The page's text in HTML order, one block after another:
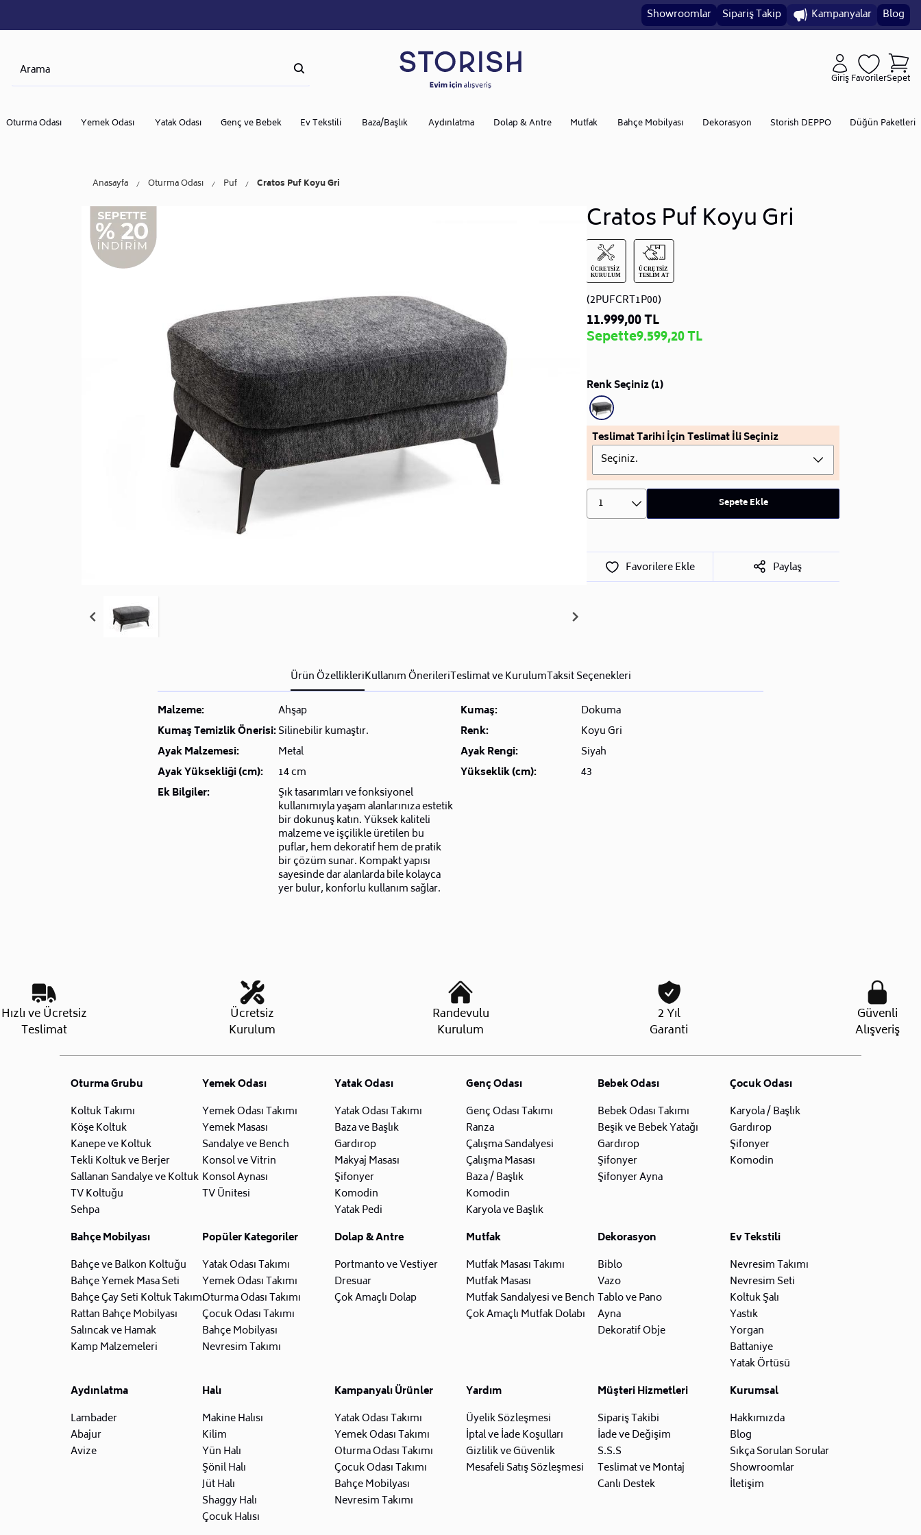
Showroomlar Sipariş Takip Kampanyalar Blog
GirişFavorilerSepet
Oturma Odası Yemek Odası Yatak Odası Genç ve Bebek Ev Tekstili Baza/Başlık Aydınlatma Dolap & Antre Mutfak Bahçe Mobilyası Dekorasyon Storish DEPPO Düğün Paketleri
Anasayfa Oturma Odası Puf Cratos Puf Koyu Gri
Cratos Puf Koyu Gri
(2PUFCRT1P00)
11.999,00 TL
Sepette9.599,20 TL
Renk Seçiniz (1)
Teslimat Tarihi İçin Teslimat İli Seçiniz
Seçiniz.
1 Sepete Ekle
Favorilere Ekle Paylaş
Ürün ÖzellikleriKullanım ÖnerileriTeslimat ve KurulumTaksit Seçenekleri
Malzeme:
Ahşap Kumaş:
Dokuma
Kumaş Temizlik Önerisi:Silinebilir kumaştır. Renk:
Koyu Gri
Ayak Malzemesi:
Metal Ayak Rengi:
Siyah
Ayak Yüksekliği (cm):
14 cm Yükseklik (cm):
43
Ek Bilgiler:
Şık tasarımları ve fonksiyonel
kullanımıyla yaşam alanlarınıza estetik
bir dokunuş katın. Yüksek kaliteli
malzeme ve işçilikle üretilen bu
puflar, hem dekoratif hem de pratik
bir çözüm sunar. Kompakt yapısı
sayesinde dar alanlarda bile kolayca
yer bulur, konforlu kullanım sağlar.
Hızlı ve Ücretsiz
Teslimat
Ücretsiz
Kurulum
Randevulu
Kurulum
2 Yıl
Garanti
Güvenli
Alışveriş
Oturma Grubu
Koltuk Takımı
Köşe Koltuk
Kanepe ve Koltuk
Tekli Koltuk ve Berjer
Sallanan Sandalye ve Koltuk
TV Koltuğu
Sehpa
Yemek Odası
Yemek Odası Takımı
Yemek Masası
Sandalye ve Bench
Konsol ve Vitrin
Konsol Aynası
TV Ünitesi
Yatak Odası
Yatak Odası Takımı
Baza ve Başlık
Gardırop
Makyaj Masası
Şifonyer
Komodin
Yatak Pedi
Genç Odası
Genç Odası Takımı
Ranza
Çalışma Sandalyesi
Çalışma Masası
Baza / Başlık
Komodin
Karyola ve Başlık
Bebek Odası
Bebek Odası Takımı
Beşik ve Bebek Yatağı
Gardırop
Şifonyer
Şifonyer Ayna
Çocuk Odası
Karyola / Başlık
Gardırop
Şifonyer
Komodin
Bahçe Mobilyası
Bahçe ve Balkon Koltuğu
Bahçe Yemek Masa Seti
Bahçe Çay Seti Koltuk Takımı
Rattan Bahçe Mobilyası
Salıncak ve Hamak
Kamp Malzemeleri
Popüler Kategoriler
Yatak Odası Takımı
Yemek Odası Takımı
Oturma Odası Takımı
Çocuk Odası Takımı
Bahçe Mobilyası
Nevresim Takımı
Dolap & Antre
Portmanto ve Vestiyer
Dresuar
Çok Amaçlı Dolap
Mutfak
Mutfak Masası Takımı
Mutfak Masası
Mutfak Sandalyesi ve Bench
Çok Amaçlı Mutfak Dolabı
Dekorasyon
Biblo
Vazo
Tablo ve Pano
Ayna
Dekoratif Obje
Ev Tekstili
Nevresim Takımı
Nevresim Seti
Koltuk Şalı
Yastık
Yorgan
Battaniye
Yatak Örtüsü
Aydınlatma
Lambader
Abajur
Avize
Halı
Makine Halısı
Kilim
Yün Halı
Şönil Halı
Jüt Halı
Shaggy Halı
Çocuk Halısı
Kampanyalı Ürünler
Yatak Odası Takımı
Yemek Odası Takımı
Oturma Odası Takımı
Çocuk Odası Takımı
Bahçe Mobilyası
Nevresim Takımı
Yardım
Üyelik Sözleşmesi
İptal ve İade Koşulları
Gizlilik ve Güvenlik
Mesafeli Satış Sözleşmesi
Müşteri Hizmetleri
Sipariş Takibi
İade ve Değişim
S.S.S
Teslimat ve Montaj
Canlı Destek
Kurumsal
Hakkımızda
Blog
Sıkça Sorulan Sorular
Showroomlar
İletişim